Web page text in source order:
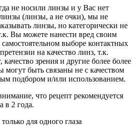
не носили линзы и у Вас нет
(линзы, а не очки), мы не
линзы, но категорически не
Вы можете нанести вред своим
выборе контактных
на качество линз, т.к.
зрения и другие более более
быть связаны не с качеством
подбором и/или использованием.
что рецепт рекомендуется
в 2 года.
для одного глаза